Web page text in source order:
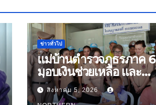
ข่าวทั่วไป
แม่บ้านตำรวจภูธรภาค 6
มอบเงินช่วยเหลือ และ
สิ่งของบำรุงขวัญ บุตร-
ธิดา ข้าราชการตำรวจ
สิงหาคม 5, 2026